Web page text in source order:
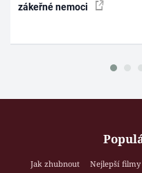
zákeřné nemoci
Jak zhubnout Nejlepší filmy